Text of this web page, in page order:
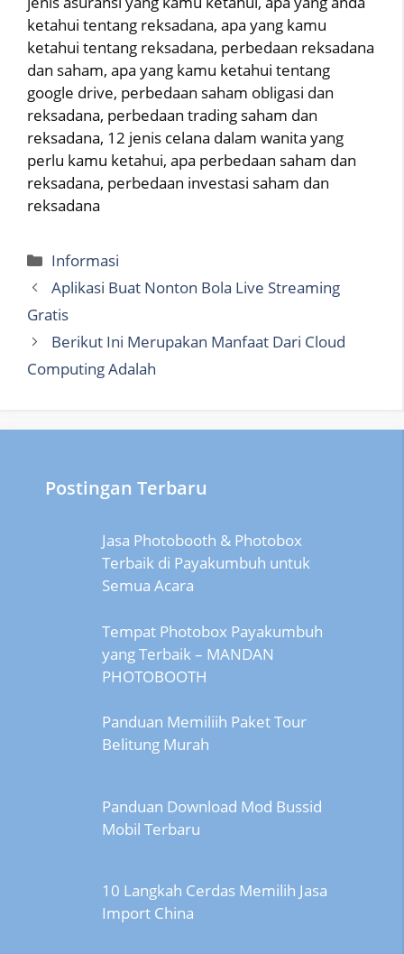
ketahui tentang reksadana, apa yang kamu
ketahui tentang reksadana, perbedaan reksadana
dan saham, apa yang kamu ketahui tentang
google drive, perbedaan saham obligasi dan
reksadana, perbedaan trading saham dan
reksadana, 12 jenis celana dalam wanita yang
perlu kamu ketahui, apa perbedaan saham dan
reksadana, perbedaan investasi saham dan
reksadana
Categories
Informasi
Aplikasi Buat Nonton Bola Live Streaming
Gratis
Berikut Ini Merupakan Manfaat Dari Cloud
Computing Adalah
Postingan Terbaru
Jasa Photobooth & Photobox
Terbaik di Payakumbuh untuk
Semua Acara
Tempat Photobox Payakumbuh
yang Terbaik – MANDAN
PHOTOBOOTH
Panduan Memiliih Paket Tour
Belitung Murah
Panduan Download Mod Bussid
Mobil Terbaru
10 Langkah Cerdas Memilih Jasa
Import China